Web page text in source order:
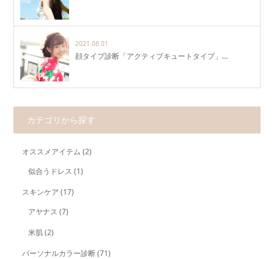
2021.08.01
顔タイプ診断「アクティブキュートタイプ」…
カテゴリから探す
オススメアイテム (2)
似合うドレス (1)
スキンケア (17)
アヤナス (7)
米肌(2)
パーソナルカラー診断(71)